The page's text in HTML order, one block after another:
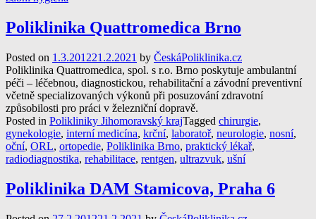
Poliklinika Quattromedica Brno
Posted on 1.3.201221.2.2021 by ČeskáPoliklinika.cz
Poliklinika Quattromedica, spol. s r.o. Brno poskytuje ambulantní
péči – léčebnou, diagnostickou, rehabilitační a závodní preventivní
včetně specializovaných výkonů při posuzování zdravotní
způsobilosti pro práci v železniční dopravě.
Posted in Polikliniky Jihomoravský krajTagged chirurgie,
gynekologie, interní medicína, krční, laboratoř, neurologie, nosní,
oční, ORL, ortopedie, Poliklinika Brno, praktický lékař,
radiodiagnostika, rehabilitace, rentgen, ultrazvuk, ušní
Poliklinika DAM Stamicova, Praha 6